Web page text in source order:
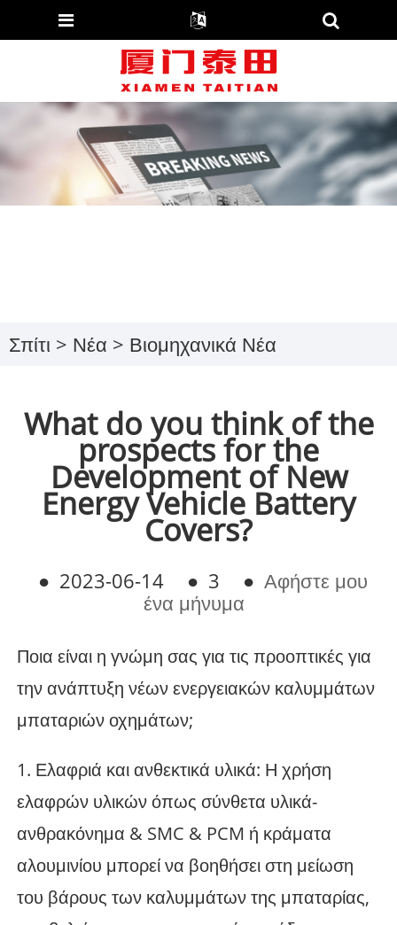
Σπίτι > Νέα > Βιομηχανικά Νέα
What do you think of the
prospects for the
Development of New
Energy Vehicle Battery
Covers?
● 2023-06-14 ● 3 ● Αφήστε μου
ένα μήνυμα
Ποια είναι η γνώμη σας για τις προοπτικές για
την ανάπτυξη νέων ενεργειακών καλυμμάτων
μπαταριών οχημάτων;
1. Ελαφριά και ανθεκτικά υλικά: Η χρήση
ελαφρών υλικών όπως σύνθετα υλικά-
ανθρακόνημα & SMC & PCM ή κράματα
αλουμινίου μπορεί να βοηθήσει στη μείωση
του βάρους των καλυμμάτων της μπαταρίας,